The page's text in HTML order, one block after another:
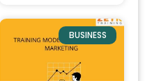
BUSINESS